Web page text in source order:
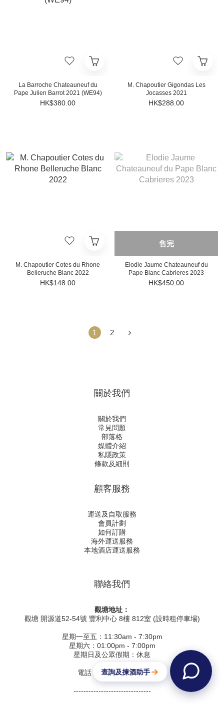
La Barroche Chateauneuf du
Pape Julien Barrot 2021 (WE94)
HK$380.00
M. Chapoutier Gigondas Les
Jocasses 2021
HK$288.00
M. Chapoutier Cotes du Rhone
Belleruche Blanc 2022
HK$148.00
售完
Elodie Jaume Chateauneuf du
Pape Blanc Cabrieres 2023
HK$450.00
1 2
關於我們
關於我們
常見問題
部落格
媒體介紹
私隱政策
條款及細則
顧客服務
運送及自取服務
會員計劃
如何訂購
海外運送服務
本地酒店運送服務
聯絡我們
觀塘地址：
觀塘 開源道52-54號 豐利中心 8樓 812室 (設時租停車場)
星期一至五：11:30am - 7:30pm
星期六：01:00pm - 7:00pm
星期日及公眾假期：休息
電話 (852) 2520 3220
-------------------------------